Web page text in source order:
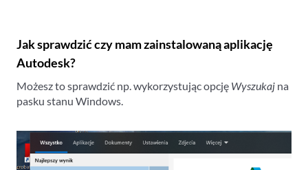
Jak sprawdzić czy mam zainstalowaną aplikację
Autodesk?
Możesz to sprawdzić np. wykorzystując opcję Wyszukaj na
pasku stanu Windows.